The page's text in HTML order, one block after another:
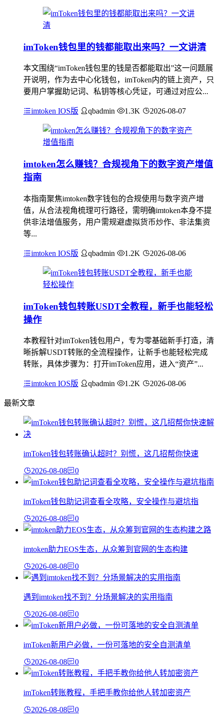
imToken钱包里的钱都能取出来吗？一文讲清
本文围绕“imToken钱包里的钱是否都能取出”这一问题展
开说明，作为去中心化钱包，imToken内的链上资产，只
要用户掌握助记词、私钥等核心凭证，可通过对应公...
imtoken IOS版 qbadmin 1.3K 2026-08-07
imtoken怎么赚钱？合规视角下的数字资产增值
指南
本指南聚焦imtoken数字钱包的合规使用与数字资产增
值，从合法视角梳理可行路径，需明确imtoken本身不提
供非法增值服务，用户需规避虚拟货币炒作、非法集资
等...
imtoken IOS版 qbadmin 1.2K 2026-08-06
imToken钱包转账USDT全教程，新手也能轻松
操作
本教程针对imToken钱包用户，专为零基础新手打造，清
晰拆解USDT转账的全流程操作，让新手也能轻松完成
转账，具体步骤为：打开imToken应用，进入“资产”...
imtoken IOS版 qbadmin 1.2K 2026-08-06
最新文章
imToken钱包转账确认超时？别慌，这几招帮你快速
2026-08-08 0
imToken钱包助记词查看全攻略，安全操作与避坑指
2026-08-08 0
imtoken助力EOS生态，从众筹到官网的生态构建
2026-08-08 0
遇到imtoken找不到？分场景解决的实用指南
2026-08-08 0
imToken新用户必做，一份可落地的安全自测清单
2026-08-08 0
imToken转账教程，手把手教你给他人转加密资产
2026-08-08 0